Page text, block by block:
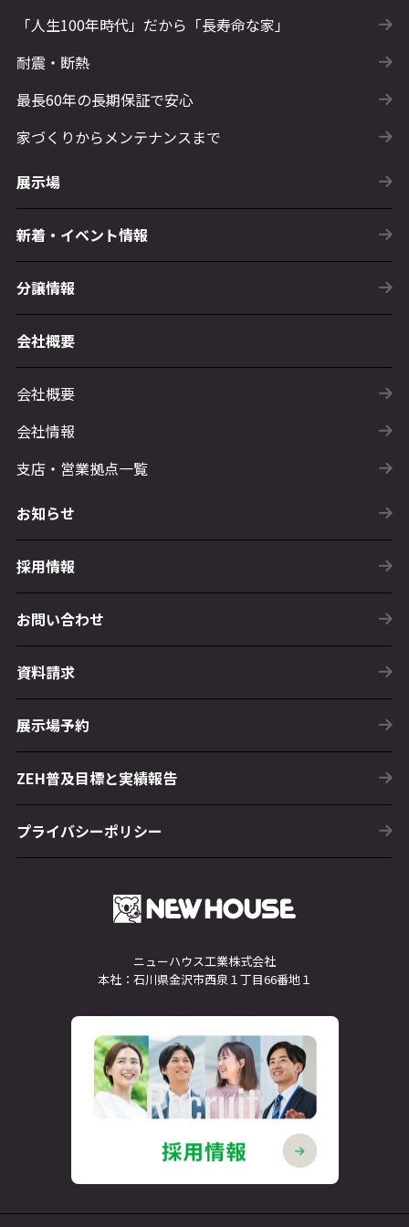
ニューハウス工業株式会社
本社：石川県金沢市西泉１丁目66番地１
「人生100年時代」だから「長寿命な家」
耐震・断熱
最長60年の長期保証で安心
家づくりからメンテナンスまで
展示場
新着・イベント情報
分譲情報
会社概要
会社概要
会社情報
支店・営業拠点一覧
お知らせ
採用情報
お問い合わせ
資料請求
展示場予約
ZEH普及目標と実績報告
プライバシーポリシー